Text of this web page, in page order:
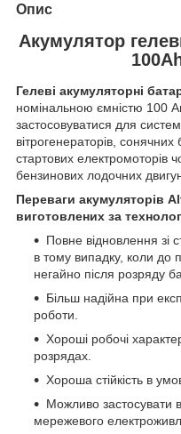
Опис
Акумулятор
Гелеві акумуляторні
номінальною ємністю 100
застосовуватися для
вітрогенераторів,
стартових електромоторів
бензинових лодочних
Переваги акумуляторів
виготовлених за
Повне відновлення зі
в тому випадку, коли до
негайно після розряду
Більш надійна при
роботи.
Хороші робочі
розрядах.
Хороша стійкість в
Можливо застосувати
мережевого